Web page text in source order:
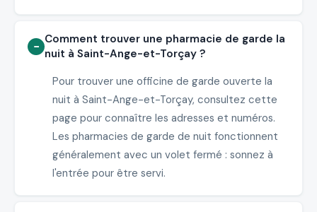
Comment trouver une pharmacie de garde la
nuit à Saint-Ange-et-Torçay ?
Pour trouver une officine de garde ouverte la
nuit à Saint-Ange-et-Torçay, consultez cette
page pour connaître les adresses et numéros.
Les pharmacies de garde de nuit fonctionnent
généralement avec un volet fermé : sonnez à
l'entrée pour être servi.